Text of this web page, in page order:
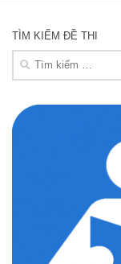
TÌM KIẾM ĐỀ THI
Tìm